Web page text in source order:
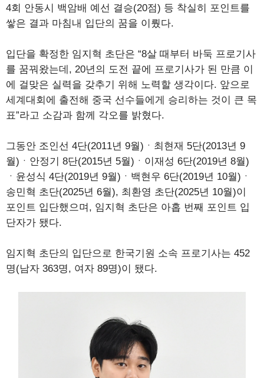
4회 안동시 백암배 예선 결승(20점) 등 착실히 포인트를
쌓은 결과 마침내 입단의 꿈을 이뤘다.
입단을 확정한 임지혁 초단은 “8살 때부터 바둑 프로기사
를 꿈꿔왔는데, 20년의 도전 끝에 프로기사가 된 만큼 이
에 걸맞은 실력을 갖추기 위해 노력할 생각이다. 앞으로
세계대회에 출전해 중국 선수들에게 승리하는 것이 큰 목
표”라고 소감과 함께 각오를 밝혔다.
그동안 조인선 4단(2011년 9월)ㆍ최현재 5단(2013년 9
월)ㆍ안정기 8단(2015년 5월)ㆍ이재성 6단(2019년 8월)
ㆍ윤성식 4단(2019년 9월)ㆍ백현우 6단(2019년 10월)ㆍ
송민혁 초단(2025년 6월), 최환영 초단(2025년 10월)이
포인트 입단했으며, 임지혁 초단은 아홉 번째 포인트 입
단자가 됐다.
임지혁 초단의 입단으로 한국기원 소속 프로기사는 452
명(남자 363명, 여자 89명)이 됐다.